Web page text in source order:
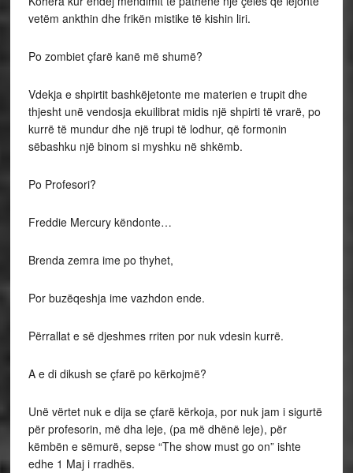
vetëm ankthin dhe frikën mistike të kishin liri.
Po zombiet çfarë kanë më shumë?
Vdekja e shpirtit bashkëjetonte me materien e trupit dhe
thjesht unë vendosja ekuilibrat midis një shpirti të vrarë, po
kurrë të mundur dhe një trupi të lodhur, që formonin
sëbashku një binom si myshku në shkëmb.
Po Profesori?
Freddie Mercury këndonte…
Brenda zemra ime po thyhet,
Por buzëqeshja ime vazhdon ende.
Përrallat e së djeshmes rriten por nuk vdesin kurrë.
A e di dikush se çfarë po kërkojmë?
Unë vërtet nuk e dija se çfarë kërkoja, por nuk jam i sigurtë
për profesorin, më dha leje, (pa më dhënë leje), për
këmbën e sëmurë, sepse “The show must go on” ishte
edhe 1 Maj i rradhës.